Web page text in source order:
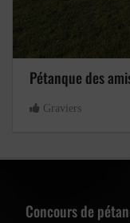
Pétanque des
Graviers
Concours de